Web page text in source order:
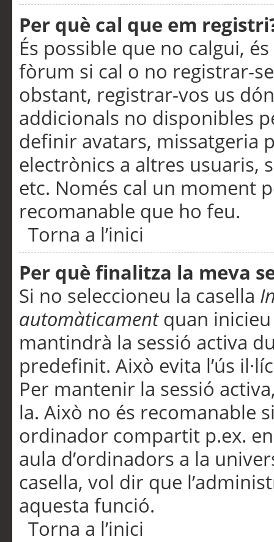
Per què cal que em
És possible que no calgui,
fòrum si cal o no registrar-
obstant, registrar-vos us
addicionals no disponibles
definir avatars, missatgeria
electrònics a altres usuaris,
etc. Només cal un moment
recomanable que ho feu.
Torna a l’inici
Per què finalitza la meva
Si no seleccioneu la casella
automàticamentquan inicieu
mantindrà la sessió activa
predefinit. Això evita l’ús
Per mantenir la sessió
la. Això no és recomanable
ordinador compartit p.ex.
aula d’ordinadors a la
casella, vol dir que
aquesta funció.
Torna a l’inici